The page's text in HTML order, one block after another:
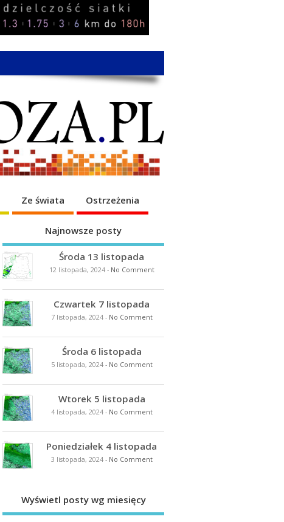
Ze świata Ostrzeżenia
Najnowsze posty
Środa 13 listopada
12 listopada, 2024- No Comment
Czwartek 7 listopada
7 listopada, 2024- No Comment
Środa 6 listopada
5 listopada, 2024- No Comment
Wtorek 5 listopada
4 listopada, 2024- No Comment
Poniedziałek 4 listopada
3 listopada, 2024- No Comment
Wyświetl posty wg miesięcy